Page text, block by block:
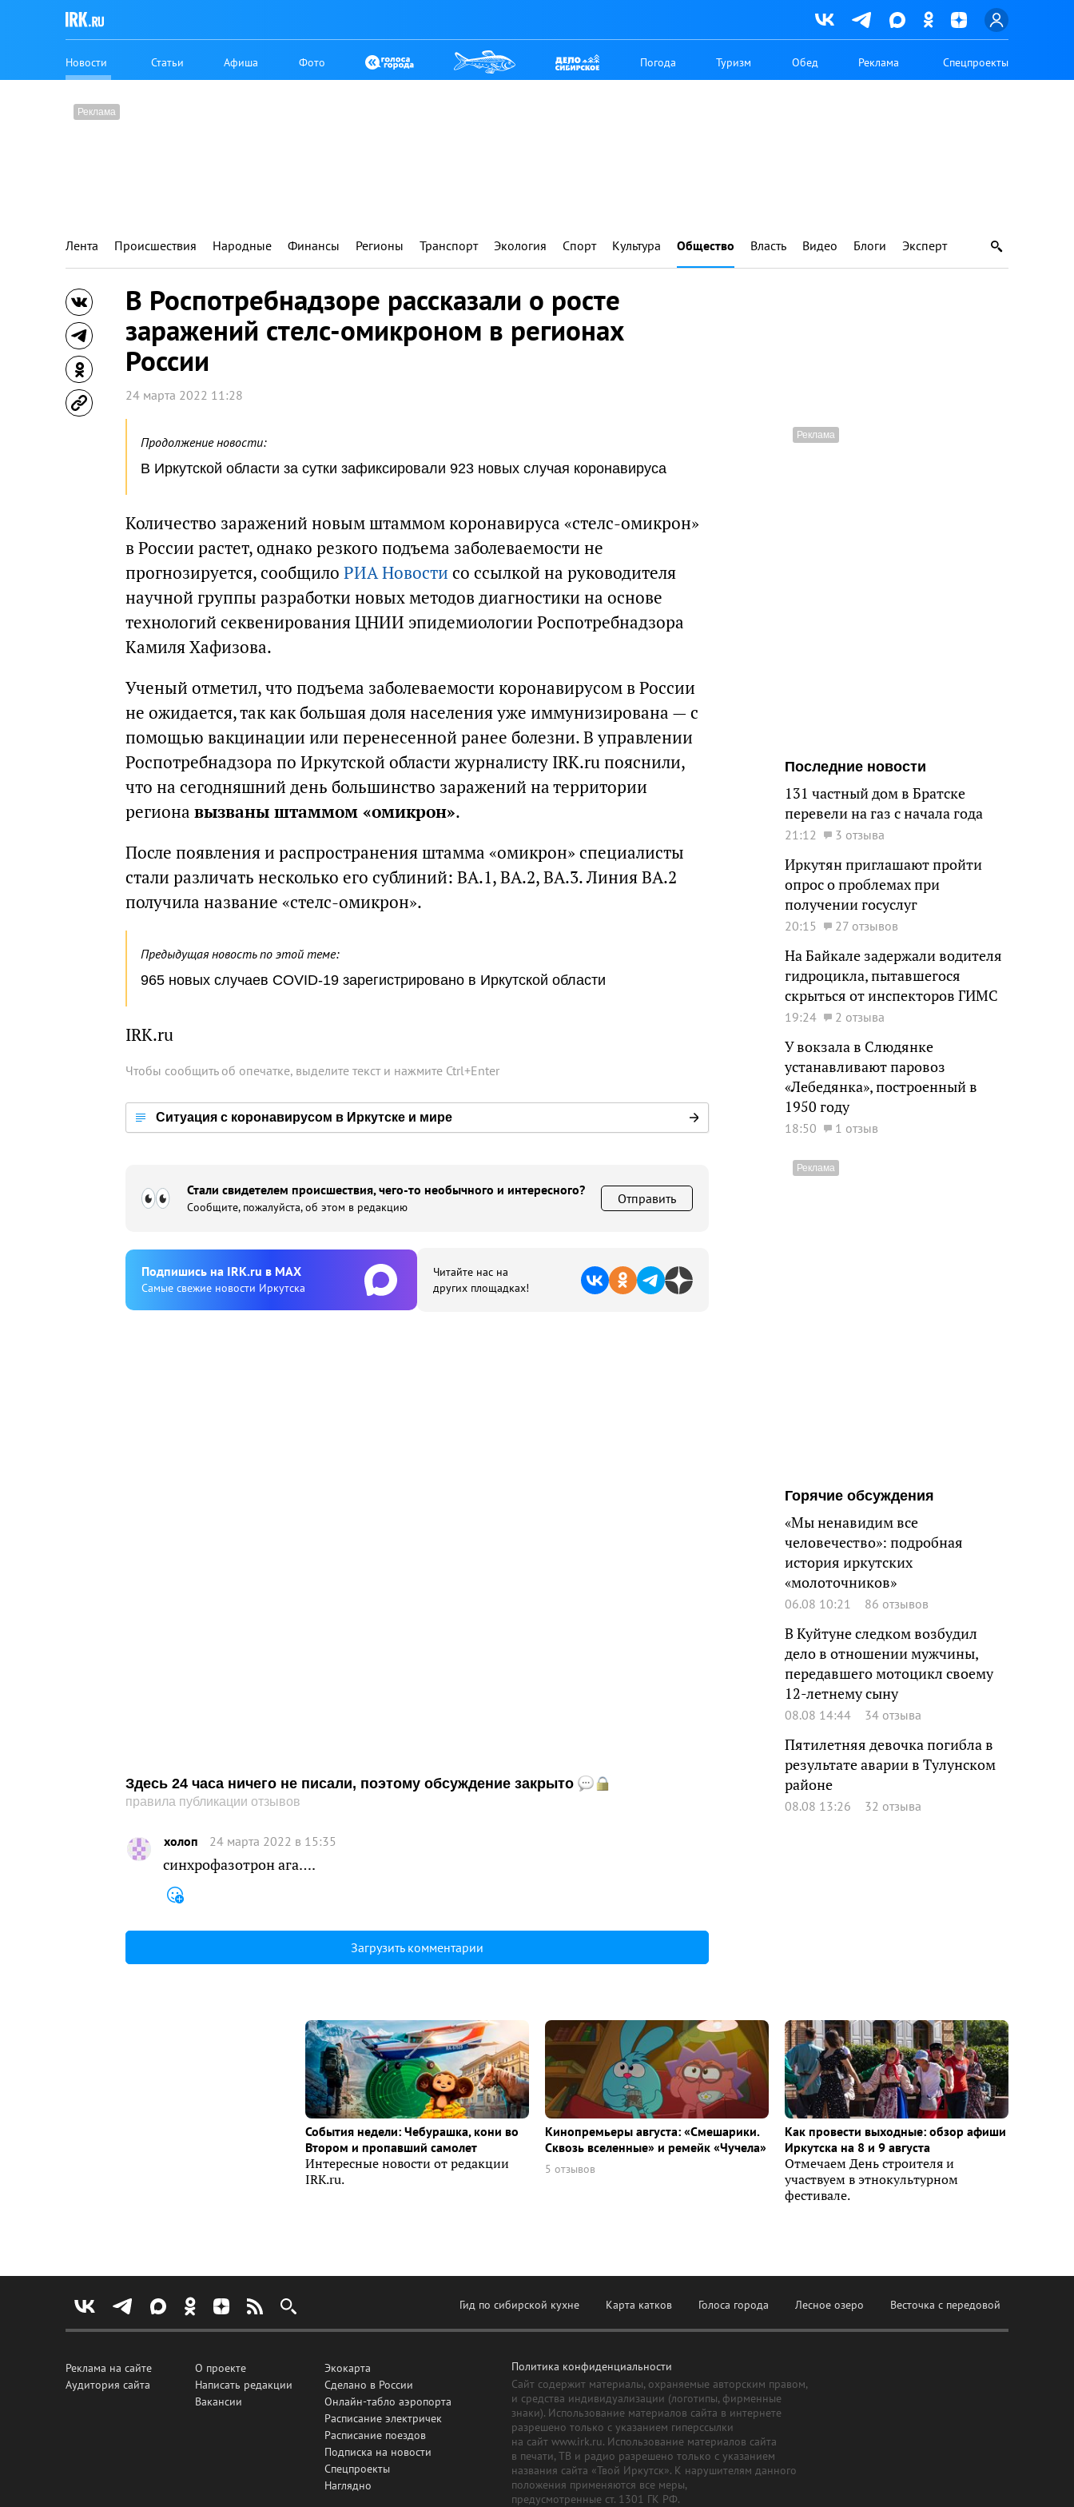
Новости Статьи Афиша Фото Погода Туризм Обед Реклама Спецпроекты
Лента Происшествия Народные Финансы Регионы Транспорт Экология Спорт Культура Общество Власть Видео Блоги Эксперт
В Роспотребнадзоре рассказали о росте
заражений стелс-омикроном в регионах
России
24 марта 2022 11:28
Продолжение новости:
В Иркутской области за сутки зафиксировали 923 новых случая коронавируса
Количество заражений новым штаммом коронавируса «стелс-омикрон»
в России растет, однако резкого подъема заболеваемости не
прогнозируется, сообщило РИА Новости со ссылкой на руководителя
научной группы разработки новых методов диагностики на основе
технологий секвенирования ЦНИИ эпидемиологии Роспотребнадзора
Камиля Хафизова.
Ученый отметил, что подъема заболеваемости коронавирусом в России
не ожидается, так как большая доля населения уже иммунизирована — с
помощью вакцинации или перенесенной ранее болезни. В управлении
Роспотребнадзора по Иркутской области журналисту IRK.ru пояснили,
что на сегодняшний день большинство заражений на территории
региона вызваны штаммом «омикрон».
После появления и распространения штамма «омикрон» специалисты
стали различать несколько его сублиний: BA.1, BA.2, BA.3. Линия ВА.2
получила название «стелс-омикрон».
Предыдущая новость по этой теме:
965 новых случаев COVID-19 зарегистрировано в Иркутской области
IRK.ru
Чтобы сообщить об опечатке, выделите текст и нажмите Ctrl+Enter
Ситуация с коронавирусом в Иркутске и мире
Стали свидетелем происшествия, чего-то необычного и интересного?
Сообщите, пожалуйста, об этом в редакцию
Отправить
Подпишиcь на IRK.ru в MAX
Cамые свежие новости Иркутска
Читайте нас на
других площадках!
Здесь 24 часа ничего не писали, поэтому обсуждение закрыто
правила публикации отзывов
холоп 24 марта 2022 в 15:35
синхрофазотрон ага….
Загрузить комментарии
Последние новости
131 частный дом в Братске
перевели на газ с начала года
21:12 3 отзыва
Иркутян приглашают пройти
опрос о проблемах при
получении госуслуг
20:15 27 отзывов
На Байкале задержали водителя
гидроцикла, пытавшегося
скрыться от инспекторов ГИМС
19:24 2 отзыва
У вокзала в Слюдянке
устанавливают паровоз
«Лебедянка», построенный в
1950 году
18:50 1 отзыв
Горячие обсуждения
«Мы ненавидим все
человечество»: подробная
история иркутских
«молоточников»
06.08 10:21 86 отзывов
В Куйтуне следком возбудил
дело в отношении мужчины,
передавшего мотоцикл своему
12-летнему сыну
08.08 14:44 34 отзыва
Пятилетняя девочка погибла в
результате аварии в Тулунском
районе
08.08 13:26 32 отзыва
События недели: Чебурашка, кони во
Втором и пропавший самолет
Интересные новости от редакции
IRK.ru.
Кинопремьеры августа: «Смешарики.
Сквозь вселенные» и ремейк «Чучела»
5 отзывов
Как провести выходные: обзор афиши
Иркутска на 8 и 9 августа
Отмечаем День строителя и
участвуем в этнокультурном
фестивале.
Гид по сибирской кухне Карта катков Голоса города Лесное озеро Весточка с передовой
Реклама на сайте
Аудитория сайта
О проекте
Написать редакции
Вакансии
Экокарта
Сделано в России
Онлайн-табло аэропорта
Расписание электричек
Расписание поездов
Подписка на новости
Спецпроекты
Наглядно
Политика конфиденциальности
Сайт содержит материалы, охраняемые авторским правом,
и средства индивидуализации (логотипы, фирменные
знаки). Использование материалов сайта в интернете
разрешено только с указанием гиперссылки
на сайт www.irk.ru. Использование материалов сайта
в печати, ТВ и радио разрешено только с указанием
названия сайта «Твой Иркутск». К нарушителям данного
положения применяются все меры,
предусмотренные ст. 1301 ГК РФ.